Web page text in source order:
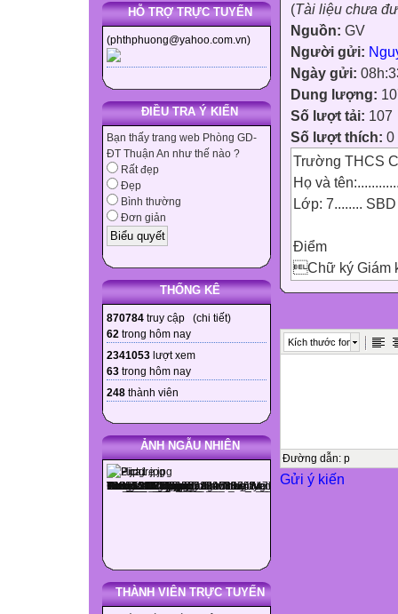
HỖ TRỢ TRỰC TUYẾN
(phthphuong@yahoo.com.vn)
ĐIỀU TRA Ý KIẾN
Bạn thấy trang web Phòng GD-
ĐT Thuận An như thế nào ?
Rất đẹp
Đẹp
Bình thường
Đơn giản
THỐNG KÊ
870784 truy cập (chi tiết)
62 trong hôm nay
2341053 lượt xem
63 trong hôm nay
248 thành viên
ẢNH NGẪU NHIÊN
THÀNH VIÊN TRỰC TUYẾN
(Tài liệu chưa
Nguồn: GV
Người gửi:
Ngày gửi:
Dung lượng:
Số lượt tải: 107
Số lượt thích: 0
Trường THCS
Họ và
Lớp: 7........
Điểm
Chữ ký Giám
Chữ ký Giám

Bằng số


Kích thước font
Đường dẫn: p
Gửi ý kiến